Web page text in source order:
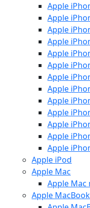
Apple
Apple
Apple
Apple
Apple
Apple
Apple
Apple
Apple
Apple
Apple
Apple
Apple
Apple iPod
Apple Mac
Apple Mac
Apple MacBook